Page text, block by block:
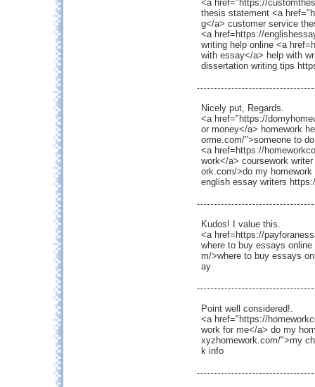
<a href="https://
thesis statement <a
g</a> customer service
<a href=https://
writing help online <a
with essay</a> help with
dissertation writing tips
Nicely put, Regards.
<a href="https://
or money</a> homework
orme.com/">someone to
<a href=https://
work</a> coursework
ork.com/>do my
english essay writers
Kudos! I value this.
<a href=https://
where to buy essays
m/>where to buy essays
ay
Point well considered!.
<a href="https://
work for me</a> do my
xyzhomework.com/">my
k info